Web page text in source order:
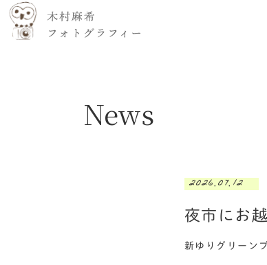
News
2026.07.12
夜市にお
新ゆりグリーン